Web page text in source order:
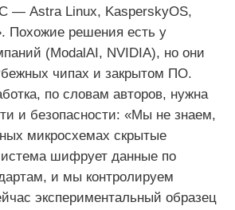
— Astra Linux, KasperskyOS,
Похожие решения есть у
(ModalAI, NVIDIA), но они
чипах и закрытом ПО.
по словам авторов, нужна
и безопасности: «Мы не знаем,
микросхемах скрытые
шифрует данные по
и мы контролируем
экспериментальный образец